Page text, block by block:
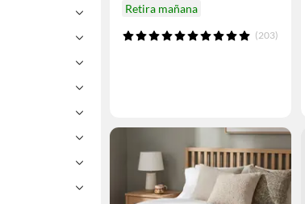
Retira mañana
(203)